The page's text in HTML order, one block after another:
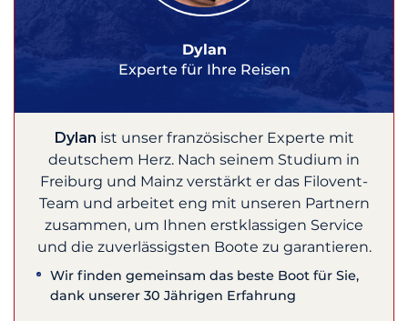
Dylan
Experte für Ihre Reisen
Dylan ist unser französischer Experte mit
deutschem Herz. Nach seinem Studium in
Freiburg und Mainz verstärkt er das Filovent-
Team und arbeitet eng mit unseren Partnern
zusammen, um Ihnen erstklassigen Service
und die zuverlässigsten Boote zu garantieren.
Wir finden gemeinsam das beste Boot für Sie,
dank unserer 30 Jährigen Erfahrung